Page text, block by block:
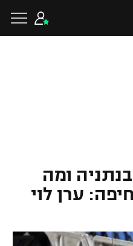
ומה
ערן לוי